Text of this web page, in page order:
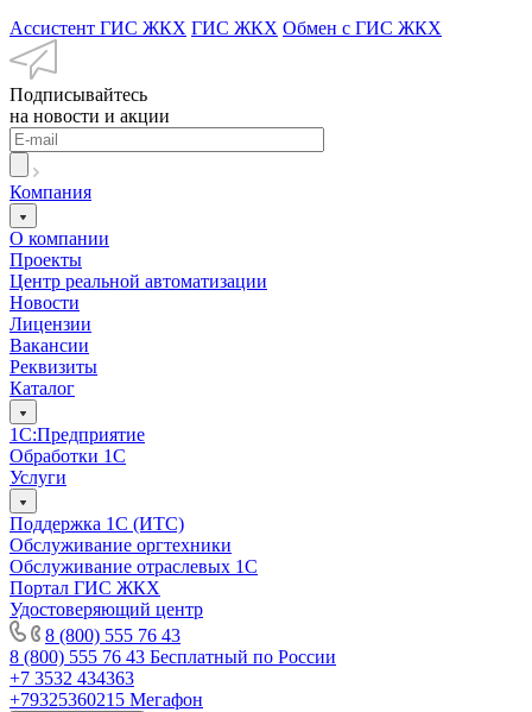
Ассистент ГИС ЖКХ ГИС ЖКХ Обмен с ГИС ЖКХ
Подписывайтесь
на новости и акции
Компания
О компании
Проекты
Центр реальной автоматизации
Новости
Лицензии
Вакансии
Реквизиты
Каталог
1С:Предприятие
Обработки 1С
Услуги
Поддержка 1С (ИТС)
Обслуживание оргтехники
Обслуживание отраслевых 1С
Портал ГИС ЖКХ
Удостоверяющий центр
8 (800) 555 76 43
8 (800) 555 76 43 Бесплатный по России
+7 3532 434363
+79325360215 Мегафон